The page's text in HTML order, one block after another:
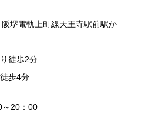
堺電軌上町線天王寺駅前駅か
徒歩2分
歩4分
20：00